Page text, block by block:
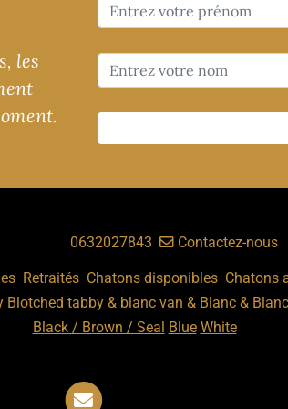
les
0632027843 Contactez-nous
, Retraités, Chatons disponibles, Chatons
Blotched tabby & blanc van & Blanc & Blanc
Black / Brown / Seal Blue White